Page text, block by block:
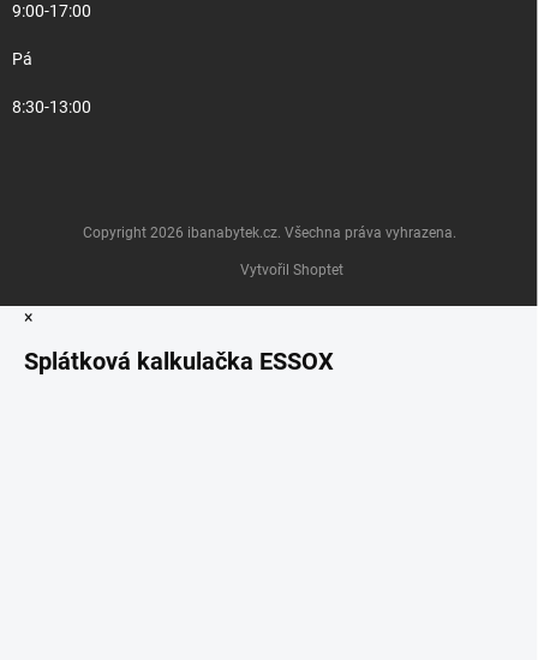
9:00-17:00
Pá
8:30-13:00
Vytvořil Shoptet
Copyright 2026 ibanabytek.cz. Všechna práva vyhrazena.
×
Splátková kalkulačka ESSOX